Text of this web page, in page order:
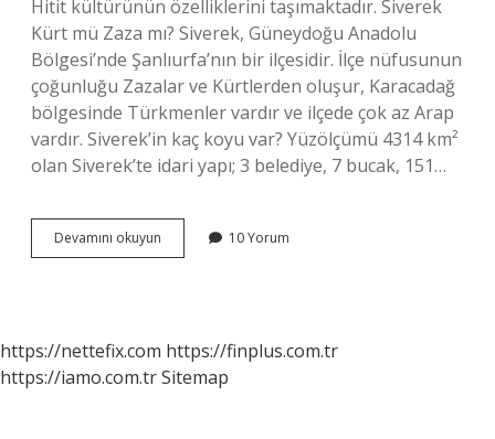
Hitit kültürünün özelliklerini taşımaktadır. Siverek
Kürt mü Zaza mı? Siverek, Güneydoğu Anadolu
Bölgesi’nde Şanlıurfa’nın bir ilçesidir. İlçe nüfusunun
çoğunluğu Zazalar ve Kürtlerden oluşur, Karacadağ
bölgesinde Türkmenler vardır ve ilçede çok az Arap
vardır. Siverek’in kaç koyu var? Yüzölçümü 4314 km²
olan Siverek’te idari yapı; 3 belediye, 7 bucak, 151…
Devamını okuyun Siverekte
Neden
10 Yorum
https://nettefix.com https://finplus.com.tr
https://iamo.com.trSitemap